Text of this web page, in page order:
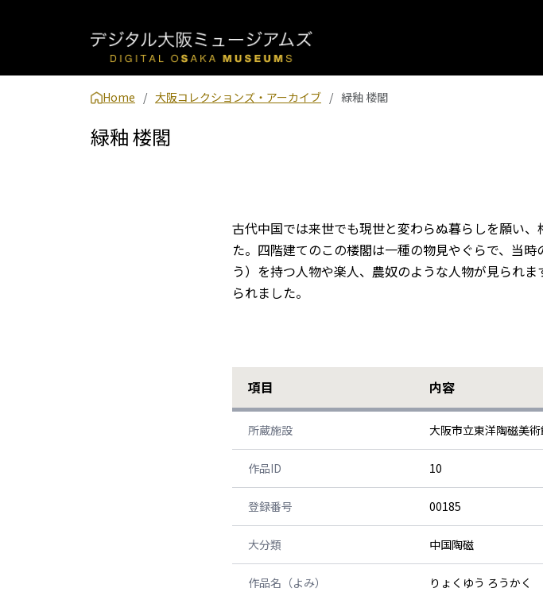
Home 大阪コレクションズ・アーカイブ 緑釉 楼閣
緑釉 楼閣
古代中国では来世でも現世と変わらぬ暮らしを願い
た。四階建てのこの楼閣は一種の物見やぐらで、当
う）を持つ人物や楽人、農奴のような人物が見られ
られました。
項目 内容
所蔵施設 大阪市立東洋陶磁美
作品ID 10
登録番号 00185
大分類 中国陶磁
作品名（よみ） りょくゆう ろうかく